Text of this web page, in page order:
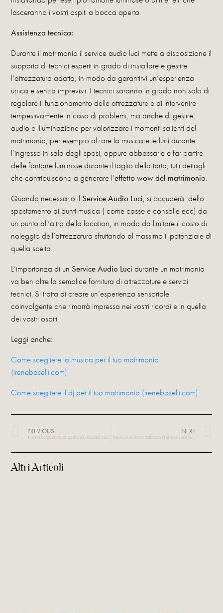
lasceranno i vostri ospiti a bocca aperta.
Assistenza tecnica:
Durante il matrimonio il service audio luci mette a disposizione il
supporto di tecnici esperti in grado di installare e gestire
l’attrezzatura adatta, in modo da garantirvi un’esperienza
unica e senza imprevisti. I tecnici saranno in grado non solo di
regolare il funzionamento delle attrezzature e di intervenire
tempestivamente in caso di problemi, ma anche di gestire
audio e illuminazione per valorizzare i momenti salienti del
matrimonio, per esempio alzare la musica e le luci durante
l’ingresso in sala degli sposi, oppure abbassarle e far partire
delle fontane luminose durante il taglio della torta, tutti dettagli
che contribuiscono a generare l’effetto wow del matrimonio.
Quando necessario il Service Audio Luci, si occuperà dello
spostamento di punti musica ( come casse e consolle ecc) da
un punto all’altro della location, in modo da limitare il costo di
noleggio dell’attrezzatura sfruttando al massimo il potenziale di
quella scelta.
L’importanza di un Service Audio Luci durante un matrimonio
va ben oltre la semplice fornitura di attrezzature e servizi
tecnici. Si tratta di creare un’esperienza sensoriale
coinvolgente che rimarrà impressa nei vostri ricordi e in quella
dei vostri ospiti.
Leggi anche:
Come scegliere la musica per il tuo matrimonio
(irenebaselli.com)
Come scegliere il dj per il tuo matrimonio (irenebaselli.com)
PREVIOUS
TUTTE LE CARATTERISTICHE CHE DOVREBBE AVERE IL DJ DEL TUO MATRIMONIO
NEXT
“PAROLA DI DONNA”, TRE INCONTRI SULLA VIOLENZA DI GENERE RACCONTATI ATTRAVERSO LA NARRATIVA, LA POESIA E LA MUSICA
Altri Articoli